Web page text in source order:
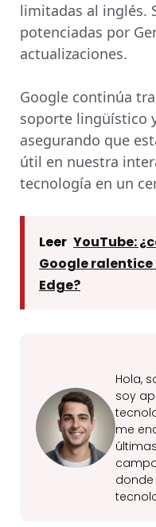
limitadas al inglés.
potenciadas por
actualizaciones.
Google continúa
soporte lingüístico
asegurando que
útil en nuestra
tecnología en un
Leer YouTube:
Google ralentice
Edge?
Hola,
soy
me